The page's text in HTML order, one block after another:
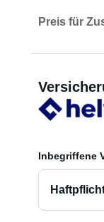
Preis für
Inbegriffene